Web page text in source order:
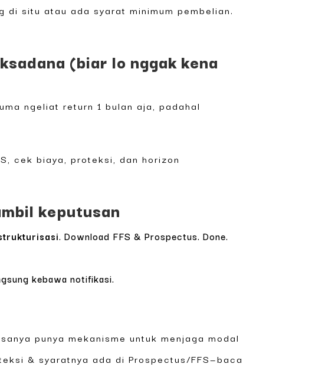
di situ atau ada syarat minimum pembelian.
(biar lo nggak kena
ngeliat return 1 bulan aja, padahal
cek biaya, proteksi, dan horizon
keputusan
. Download FFS & Prospectus. Done.
kebawa notifikasi.
punya mekanisme untuk menjaga modal
& syaratnya ada di Prospectus/FFS—baca